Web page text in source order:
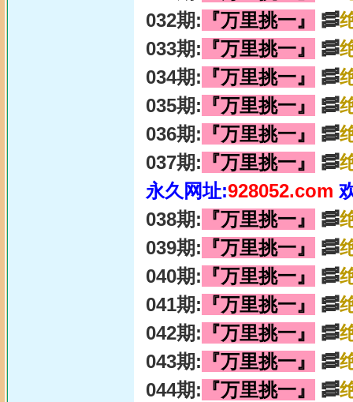
032期: 『万里挑一』 🥓
033期: 『万里挑一』 🥓
034期: 『万里挑一』 🥓
035期: 『万里挑一』 🥓
036期: 『万里挑一』 🥓
037期: 『万里挑一』 🥓
永久网址:928052.com
038期: 『万里挑一』 🥓
039期: 『万里挑一』 🥓
040期: 『万里挑一』 🥓
041期: 『万里挑一』 🥓
042期: 『万里挑一』 🥓
043期: 『万里挑一』 🥓
044期: 『万里挑一』 🥓